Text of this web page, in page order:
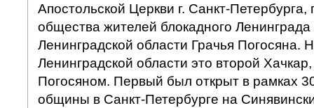
Апостольской Церкви г. Санкт-Петербурга,
общества жителей блокадного Ленинграда
Ленинградской области Грачья Погосяна.
Ленинградской области это второй
Погосяном. Первый был открыт в рамках
общины в Санкт-Петербурге на